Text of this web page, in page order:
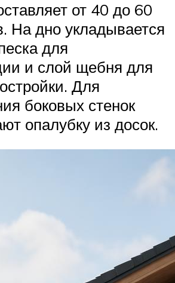
от 40 до 60
На дно укладывается
для
и слой щебня для
Для
боковых стенок
опалубку из досок.